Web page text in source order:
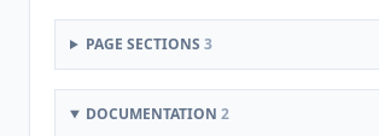
PAGE SECTIONS 3
DOCUMENTATION 2